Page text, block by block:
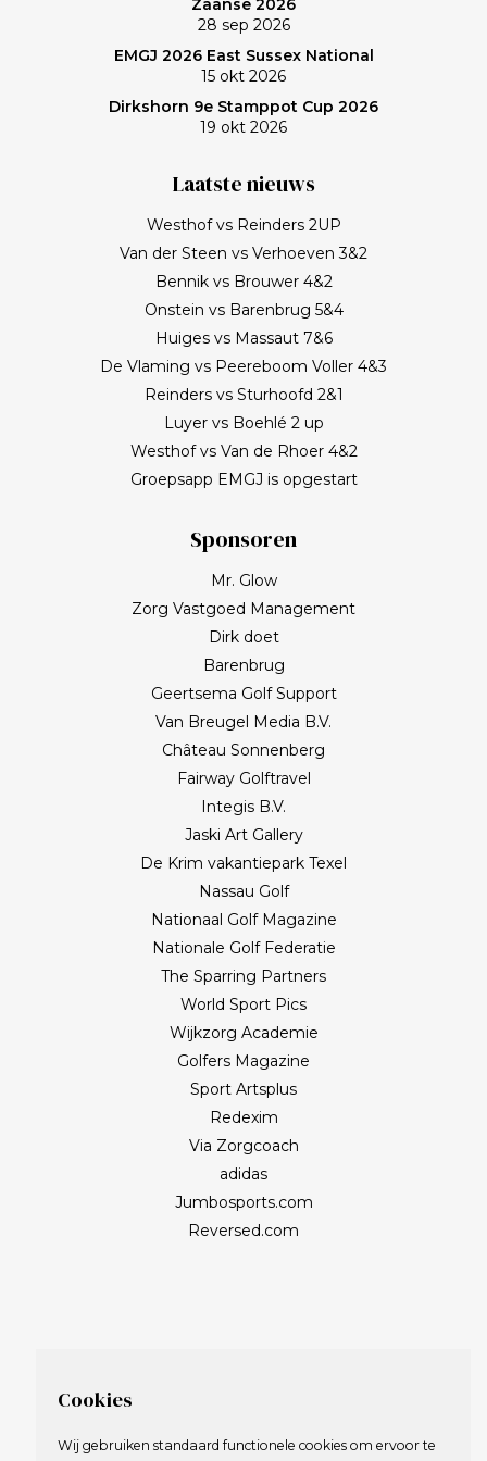
Zaanse 2026
28 sep 2026
EMGJ 2026 East Sussex National
15 okt 2026
Dirkshorn 9e Stamppot Cup 2026
19 okt 2026
Laatste nieuws
Westhof vs Reinders 2UP
Van der Steen vs Verhoeven 3&2
Bennik vs Brouwer 4&2
Onstein vs Barenbrug 5&4
Huiges vs Massaut 7&6
De Vlaming vs Peereboom Voller 4&3
Reinders vs Sturhoofd 2&1
Luyer vs Boehlé 2 up
Westhof vs Van de Rhoer 4&2
Groepsapp EMGJ is opgestart
Sponsoren
Mr. Glow
Zorg Vastgoed Management
Dirk doet
Barenbrug
Geertsema Golf Support
Van Breugel Media B.V.
Château Sonnenberg
Fairway Golftravel
Integis B.V.
Jaski Art Gallery
De Krim vakantiepark Texel
Nassau Golf
Nationaal Golf Magazine
Nationale Golf Federatie
The Sparring Partners
World Sport Pics
Wijkzorg Academie
Golfers Magazine
Sport Artsplus
Redexim
Via Zorgcoach
adidas
Jumbosports.com
Reversed.com
Cookies
Wij gebruiken standaard functionele cookies om ervoor te